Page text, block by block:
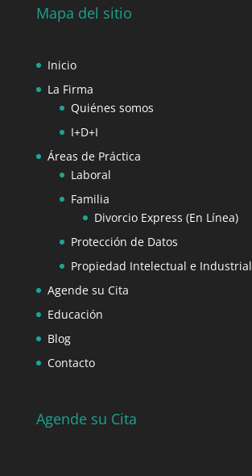
Mapa del sitio
Inicio
La Firma
Quiénes somos
I+D+I
Áreas de Práctica
Laboral
Familia
Divorcio Express (En Línea)
Protección de Datos
Propiedad Intelectual e Industrial
Agende su Cita
Educación
Blog
Contacto
Agende su Cita